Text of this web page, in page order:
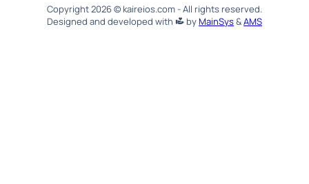
Copyright 2026 © kaireios.com - All rights reserved.
Designed and developed with
by MainSys & AMS